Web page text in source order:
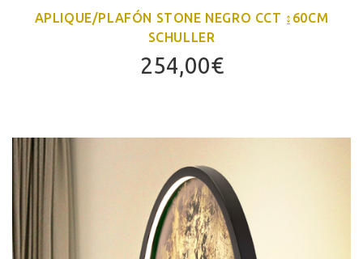
APLIQUE/PLAFÓN STONE NEGRO CCT ↨60CM
SCHULLER
254,00€